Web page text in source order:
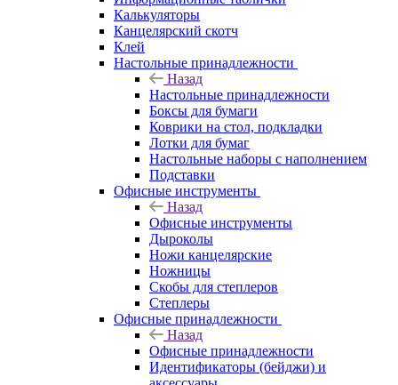
Калькуляторы
Канцелярский скотч
Клей
Настольные принадлежности
Назад
Настольные принадлежности
Боксы для бумаги
Коврики на стол, подкладки
Лотки для бумаг
Настольные наборы с наполнением
Подставки
Офисные инструменты
Назад
Офисные инструменты
Дыроколы
Ножи канцелярские
Ножницы
Скобы для степлеров
Степлеры
Офисные принадлежности
Назад
Офисные принадлежности
Идентификаторы (бейджи) и